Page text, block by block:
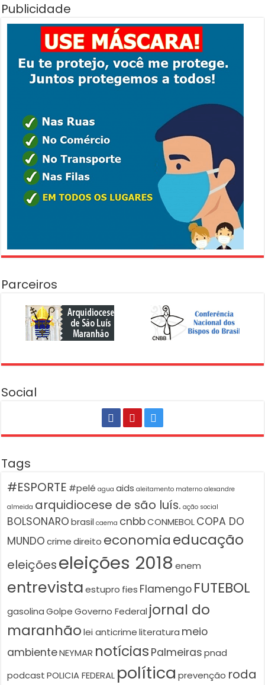
Publicidade
Parceiros
Social
Tags
#ESPORTE #pelé agua aids aleitamento materno alexandre
almeida arquidiocese de são luís. ação social
BOLSONARO brasil caema cnbbCONMEBOLCOPA DO
MUNDO crime direito economiaeducação
eleiçõeseleições 2018 enem
entrevista estupro fies Flamengo FUTEBOL
gasolina Golpe Governo Federal jornal do
maranhão lei anticrime literatura meio
ambienteNEYMAR notícias Palmeiras pnad
podcast POLICIA FEDERAL política prevenção roda